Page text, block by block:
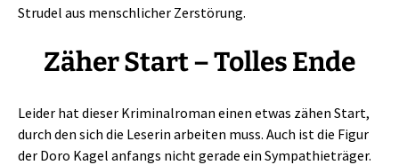
Strudel aus menschlicher Zerstörung.
Zäher Start – Tolles Ende
Leider hat dieser Kriminalroman einen etwas zähen Start,
durch den sich die Leserin arbeiten muss. Auch ist die Figur
der Doro Kagel anfangs nicht gerade ein Sympathieträger.